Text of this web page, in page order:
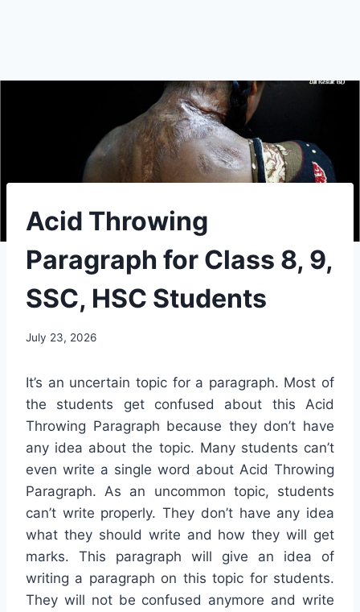
Acid Throwing
Paragraph for Class 8, 9,
SSC, HSC Students
July 23, 2026
It’s an uncertain topic for a paragraph. Most of
the students get confused about this Acid
Throwing Paragraph because they don’t have
any idea about the topic. Many students can’t
even write a single word about Acid Throwing
Paragraph. As an uncommon topic, students
can’t write properly. They don’t have any idea
what they should write and how they will get
marks. This paragraph will give an idea of
writing a paragraph on this topic for students.
They will not be confused anymore and write